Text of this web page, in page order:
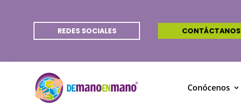
REDES SOCIALES CONTÁCTANOS
Conócenos